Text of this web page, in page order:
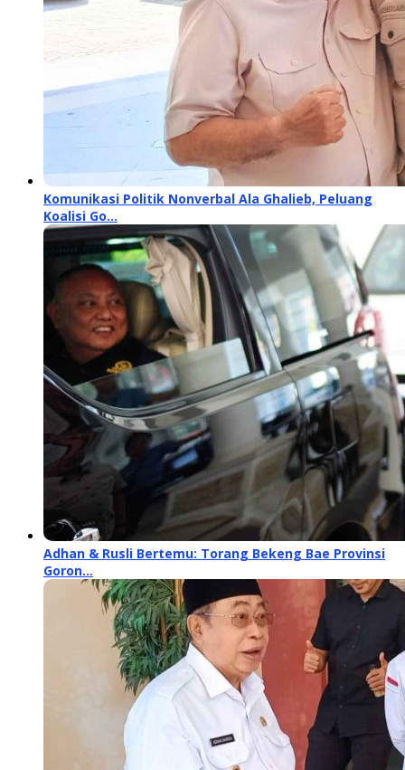
Komunikasi Politik Nonverbal Ala Ghalieb, Peluang
Koalisi Go…
Adhan & Rusli Bertemu: Torang Bekeng Bae Provinsi
Goron…